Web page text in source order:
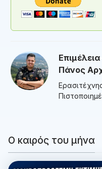
Πάνος
Ο καιρός του μήνα